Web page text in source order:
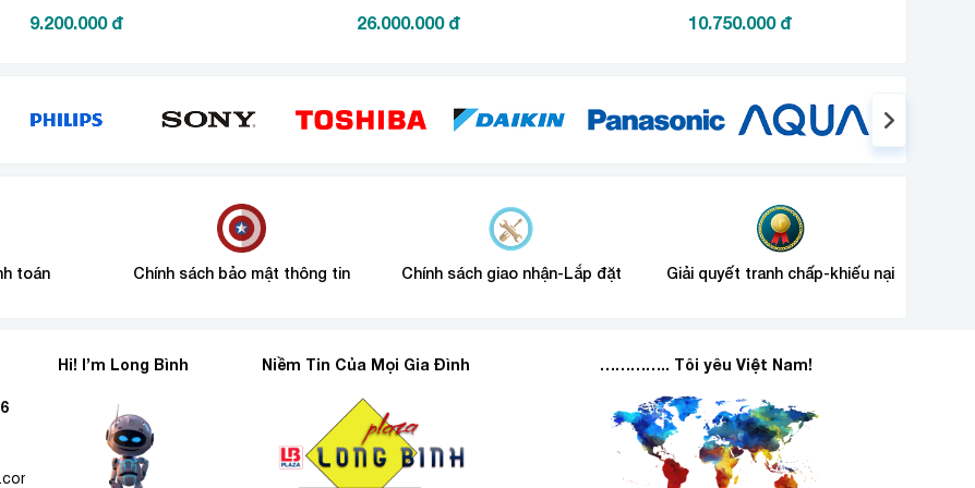
9.200.000 đ 26.000.000 đ 10.750.000 đ
toán Chính sách bảo mật thông tin Chính sách giao nhận-Lắp đặt Giải quyết tranh chấp-khiếu nại
Hi! I’m Long Bình Niềm Tin Của Mọi Gia Đình ………….. Tôi yêu Việt Nam!